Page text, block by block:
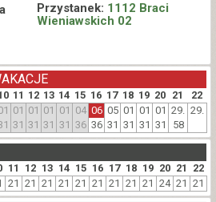
Przystanek: 1112 Braci
Wieniawskich 02
11 12 13 14 15 16 17 18 19 20 21 22
01
31
01
31
01
31
01
31
04
36
06
36
05
31
01
31
01
31
01
31
29.
58
29.
11 12 13 14 15 16 17 18 19 20 21 22
21 21 21 21 21 21 21 21 21 24 21 21